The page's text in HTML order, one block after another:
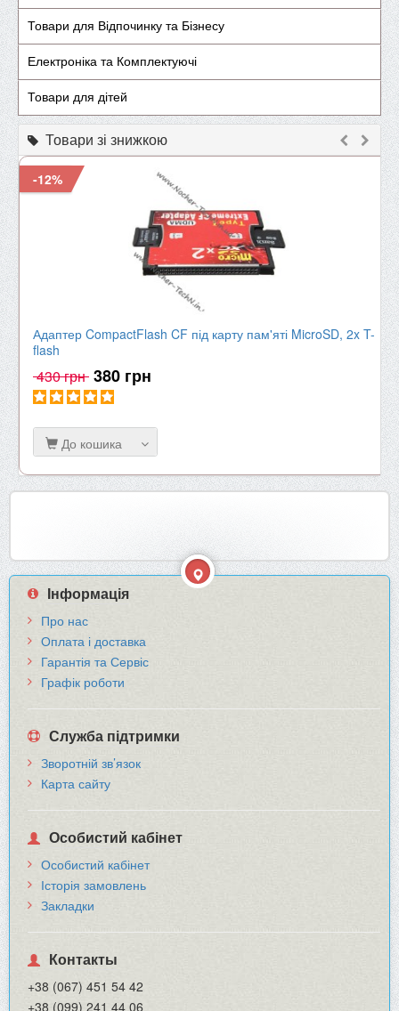
Товари для Відпочинку та Бізнесу
Електроніка та Комплектуючі
Товари для дітей
Товари зі знижкою
-12%
Адаптер CompactFlash CF під карту пам'яті MicroSD, 2x T-
flash
430 грн 380 грн
До кошика
Інформація
Про нас
Оплата і доставка
Гарантія та Сервіс
Графік роботи
Служба підтримки
Зворотній зв’язок
Карта сайту
Особистий кабінет
Особистий кабінет
Історія замовлень
Закладки
Контакты
+38 (067) 451 54 42
+38 (099) 241 44 06